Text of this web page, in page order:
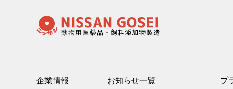
企業情報 お知らせ一覧 プ